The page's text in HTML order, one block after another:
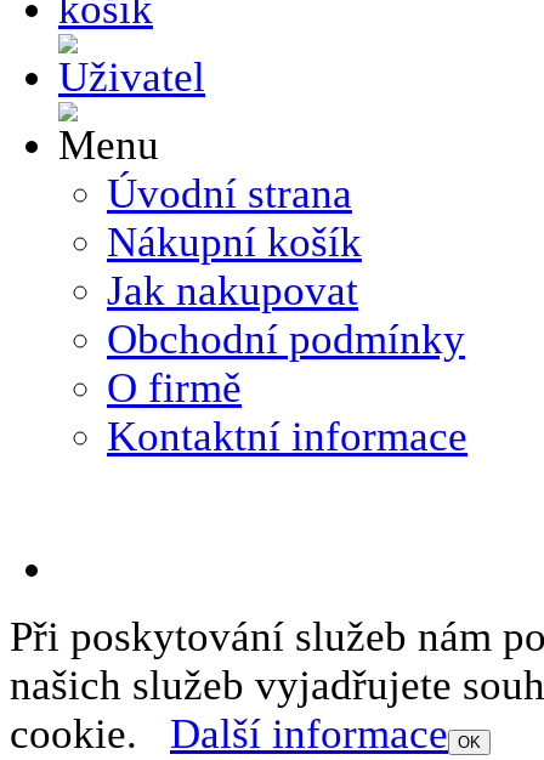
Úvodní strana
Nákupní košík
Jak nakupovat
Obchodní podmínky
O firmě
Kontaktní informace
Při poskytování služeb nám
našich služeb vyjadřujete
cookie. Další informace